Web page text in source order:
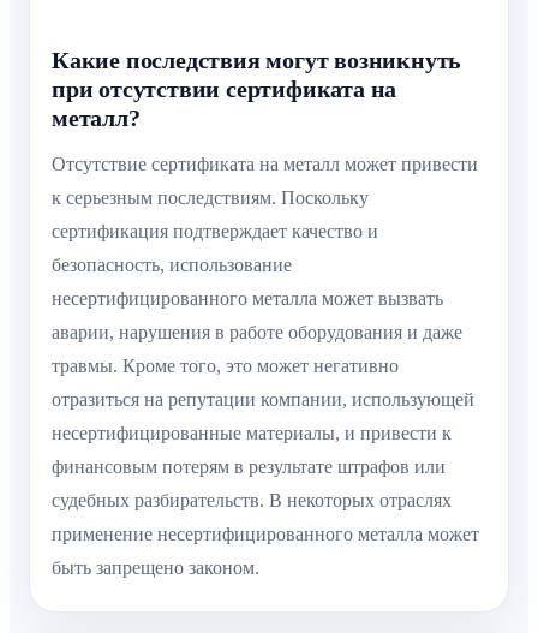
Какие последствия могут возникнуть
при отсутствии сертификата на
металл?
Отсутствие сертификата на металл может привести
к серьезным последствиям. Поскольку
сертификация подтверждает качество и
безопасность, использование
несертифицированного металла может вызвать
аварии, нарушения в работе оборудования и даже
травмы. Кроме того, это может негативно
отразиться на репутации компании, использующей
несертифицированные материалы, и привести к
финансовым потерям в результате штрафов или
судебных разбирательств. В некоторых отраслях
применение несертифицированного металла может
быть запрещено законом.